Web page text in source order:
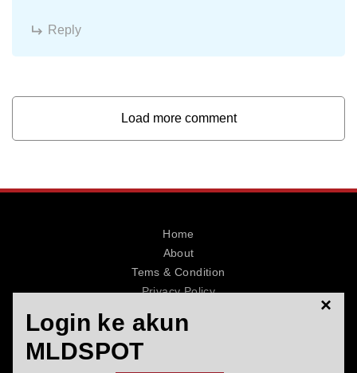
Reply
Load more comment
Home
About
Tems & Condition
Privacy Policy
Login ke akun
MLDSPOT
×